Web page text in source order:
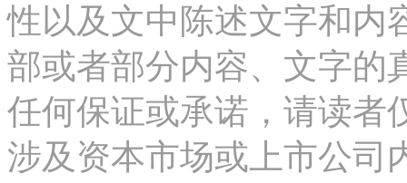
性以及文中陈述文字和内
部或者部分内容、文字的
任何保证或承诺，请读者
涉及资本市场或上市公司